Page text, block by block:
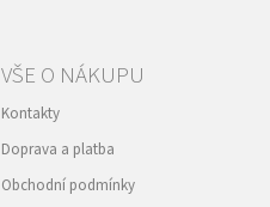
VŠE O NÁKUPU
Kontakty
Doprava a platba
Obchodní podmínky